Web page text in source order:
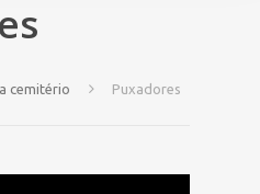
cemitério Puxadores